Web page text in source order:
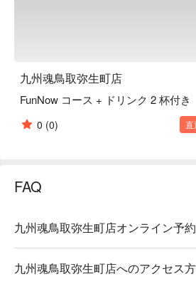
九州魂鳥取弥生町店
FunNow コース + ドリンク 2 杯付き
0 (0) 直
FAQ
九州魂鳥取弥生町店オンライン予
九州魂鳥取弥生町店へのアクセス